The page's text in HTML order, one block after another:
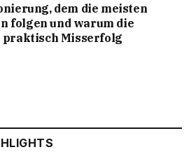
dem die meisten
folgen und warum die
praktisch Misserfolg